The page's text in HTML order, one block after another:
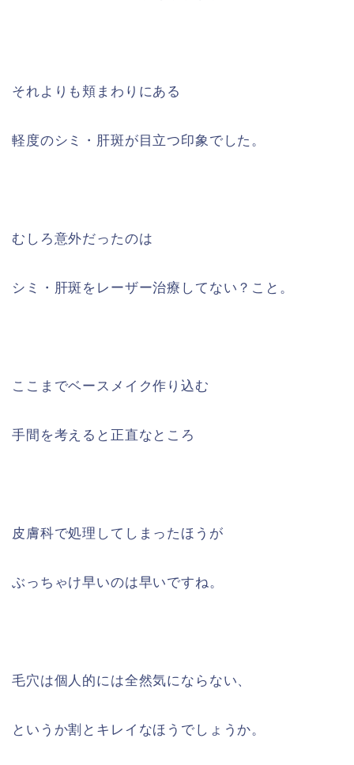
それよりも頬まわりにある
軽度のシミ・肝斑が目立つ印象でした。
むしろ意外だったのは
シミ・肝斑をレーザー治療してない？こと。
ここまでベースメイク作り込む
手間を考えると正直なところ
皮膚科で処理してしまったほうが
ぶっちゃけ早いのは早いですね。
毛穴は個人的には全然気にならない、
というか割とキレイなほうでしょうか。